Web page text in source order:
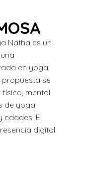
Natha es un
en yoga,
propuesta se
mental
de yoga
edades. El
digital